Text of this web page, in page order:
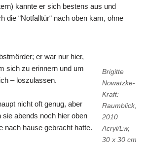
kannte er sich bestens aus und
die “Notfalltür“ nach oben kam, ohne
Brigitte
Nowatzke-
Kraft:
Raumblick,
2010
Acryl/Lw,
30 x 30 cm
er war nur hier,
sich zu erinnern und um
– loszulassen.
nicht oft genug, aber
sie abends noch hier oben
nach hause gebracht hatte.